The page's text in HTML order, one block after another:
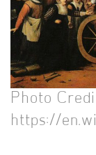
Photo
https://